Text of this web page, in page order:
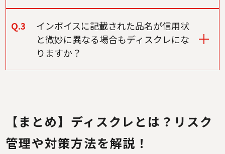
Q.3
インボイスに記載された品名が信用状
と微妙に異なる場合もディスクレにな
りますか？
【まとめ】ディスクレとは？リスク
管理や対策方法を解説！